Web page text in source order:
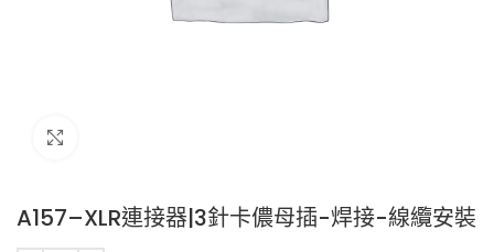
A157–XLR連接器|3針卡儂母插-焊接-線纜安裝